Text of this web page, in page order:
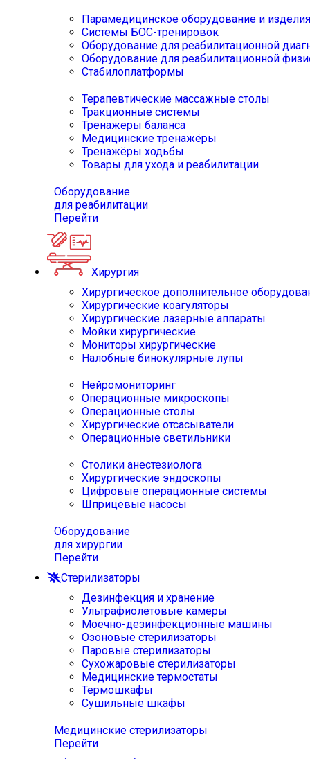
Парамедицинское оборудование и изделия
Системы БОС-тренировок
Оборудование для реабилитационной
Оборудование для реабилитационной
Стабилоплатформы
Терапевтические массажные столы
Тракционные системы
Тренажёры баланса
Медицинские тренажёры
Тренажёры ходьбы
Товары для ухода и реабилитации
Оборудование
для реабилитации
Перейти
Хирургия
Хирургическое дополнительное
Хирургические коагуляторы
Хирургические лазерные аппараты
Мойки хирургические
Мониторы хирургические
Налобные бинокулярные лупы
Нейромониторинг
Операционные микроскопы
Операционные столы
Хирургические отсасыватели
Операционные светильники
Столики анестезиолога
Хирургические эндоскопы
Цифровые операционные системы
Шприцевые насосы
Оборудование
для хирургии
Перейти
Стерилизаторы
Дезинфекция и хранение
Ультрафиолетовые камеры
Моечно-дезинфекционные машины
Озоновые стерилизаторы
Паровые стерилизаторы
Сухожаровые стерилизаторы
Медицинские термостаты
Термошкафы
Сушильные шкафы
Медицинские стерилизаторы
Перейти